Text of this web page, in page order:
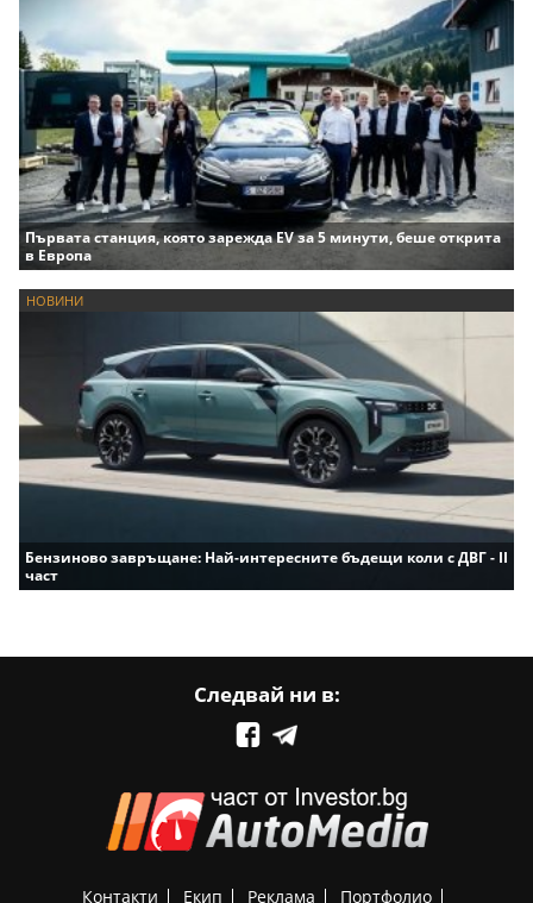
Първата станция, която зарежда EV за 5 минути, беше открита
в Европа
НОВИНИ
Бензиново завръщане: Най-интересните бъдещи коли с ДВГ - II
част
Следвай ни в:
Контакти Екип Реклама Портфолио